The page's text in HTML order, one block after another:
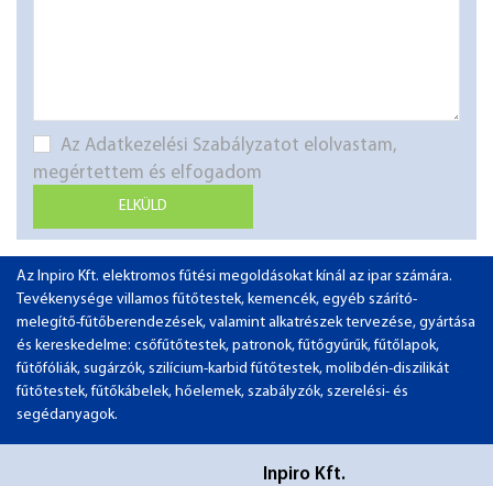
Az Adatkezelési Szabályzatot elolvastam,
megértettem és elfogadom
ELKÜLD
Az Inpiro Kft. elektromos fűtési megoldásokat kínál az ipar számára.
Tevékenysége villamos fűtőtestek, kemencék, egyéb szárító-
melegítő-fűtőberendezések, valamint alkatrészek tervezése, gyártása
és kereskedelme: csőfűtőtestek, patronok, fűtőgyűrűk, fűtőlapok,
fűtőfóliák, sugárzók, szilícium-karbid fűtőtestek, molibdén-diszilikát
fűtőtestek, fűtőkábelek, hőelemek, szabályzók, szerelési- és
segédanyagok.
Inpiro Kft.